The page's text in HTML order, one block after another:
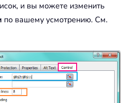
и вы можете изменить
по вашему усмотрению. См.